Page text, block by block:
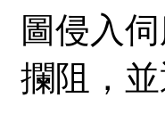
圖侵入
攔阻，